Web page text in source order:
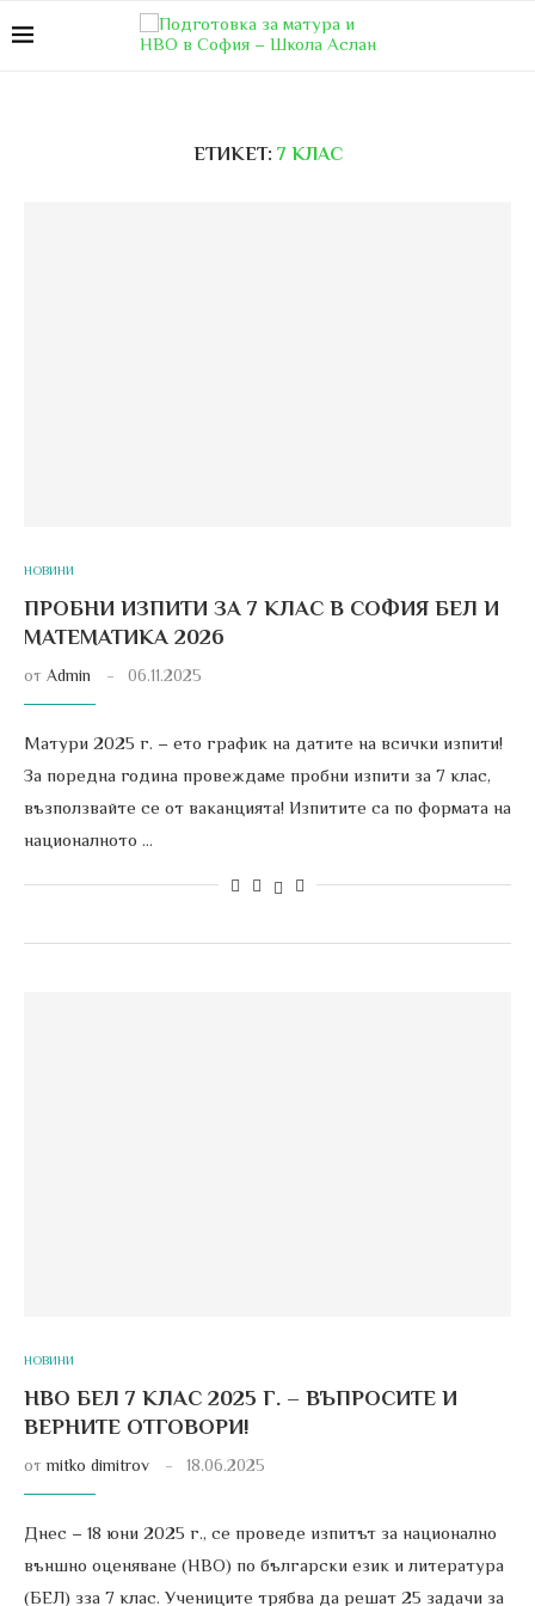
ЕТИКЕТ: 7 КЛАС
НОВИНИ
ПРОБНИ ИЗПИТИ ЗА 7 КЛАС В СОФИЯ БЕЛ И
МАТЕМАТИКА 2026
от Admin 06.11.2025
Матури 2025 г. – ето график на датите на всички изпити!
За поредна година провеждаме пробни изпити за 7 клас,
възползвайте се от ваканцията! Изпитите са по формата на
националното …
НОВИНИ
НВО БЕЛ 7 КЛАС 2025 Г. – ВЪПРОСИТЕ И
ВЕРНИТЕ ОТГОВОРИ!
отmitko dimitrov 18.06.2025
Днес – 18 юни 2025 г., се проведе изпитът за национално
външно оценяване (НВО) по български език и литература
(БЕЛ) зза 7 клас. Учениците трябва да решат 25 задачи за